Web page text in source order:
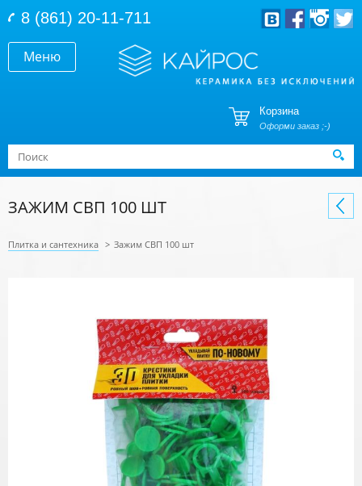
Меню
8 (861) 20-11-711
Корзина
Оформи заказ ;-)
Форма поиска
Поиск
ЗАЖИМ СВП 100 ШТ
Плитка и сантехника > Зажим СВП 100 шт